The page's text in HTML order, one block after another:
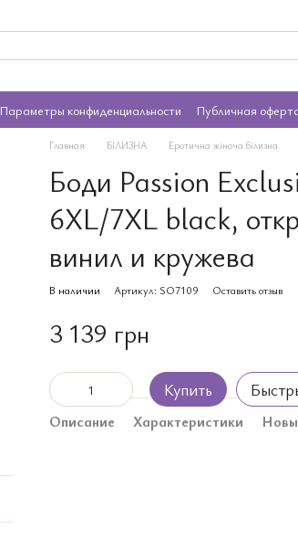
Параметры конфиденциальности Публичная
Главная БІЛИЗНА Еротична жіноча білизна
Боди Passion
6XL/7XL black,
винил и кружева
В наличии Артикул: SO7109 Оставить отзыв
3 139 грн
Купить
Описание Характеристики